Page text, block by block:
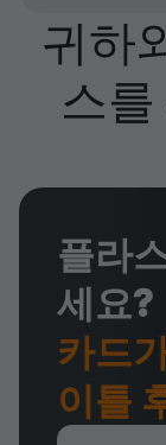
귀하
스
플라
세요?
카드
이틀